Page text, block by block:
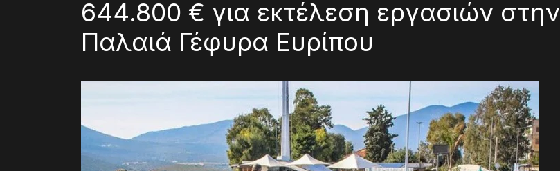
644.800 € για εκτέλεση εργασιών στην
Παλαιά Γέφυρα Ευρίπου